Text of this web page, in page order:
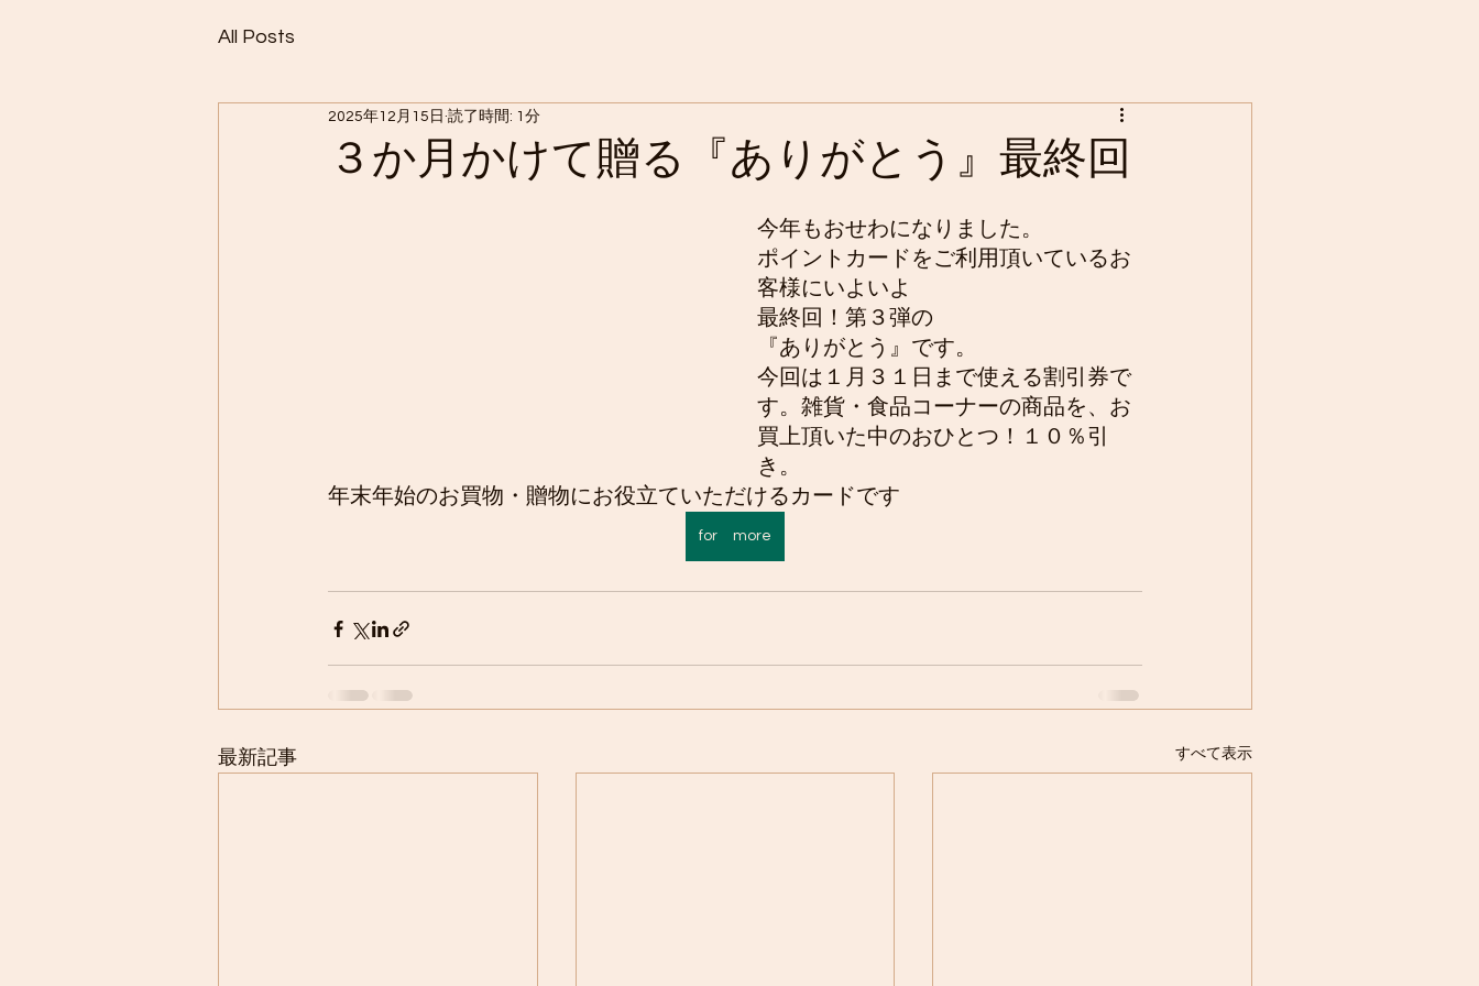
All Posts
３か月かけて贈る『ありがとう』最終回
2025年12月15日 読了時間: 1分
今年もおせわになりました。
ポイントカードをご利用頂いているお
客様にいよいよ
最終回！第３弾の
『ありがとう』です。
今回は１月３１日まで使える割引券で
す。雑貨・食品コーナーの商品を、お
買上頂いた中のおひとつ！１０％引
き。
年末年始のお買物・贈物にお役立ていただけるカードです
for more
最新記事 すべて表示